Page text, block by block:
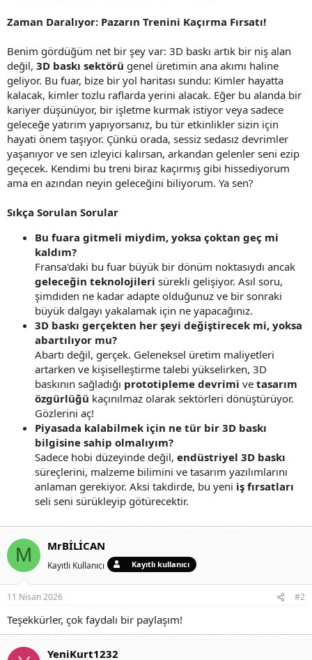
Zaman Daralıyor: Pazarın Trenini Kaçırma Fırsatı!
Benim gördüğüm net bir şey var: 3D baskı artık bir niş alan
değil, 3D baskı sektörü genel üretimin ana akımı haline
geliyor. Bu fuar, bize bir yol haritası sundu: Kimler hayatta
kalacak, kimler tozlu raflarda yerini alacak. Eğer bu alanda bir
kariyer düşünüyor, bir işletme kurmak istiyor veya sadece
geleceğe yatırım yapıyorsanız, bu tür etkinlikler sizin için
hayati önem taşıyor. Çünkü orada, sessiz sedasız devrimler
yaşanıyor ve sen izleyici kalırsan, arkandan gelenler seni ezip
geçecek. Kendimi bu treni biraz kaçırmış gibi hissediyorum
ama en azından neyin geleceğini biliyorum. Ya sen?
Sıkça Sorulan Sorular
Bu fuara gitmeli miydim, yoksa çoktan geç mi
kaldım?
Fransa'daki bu fuar büyük bir dönüm noktasıydı ancak
geleceğin teknolojileri sürekli gelişiyor. Asıl soru,
şimdiden ne kadar adapte olduğunuz ve bir sonraki
büyük dalgayı yakalamak için ne yapacağınız.
3D baskı gerçekten her şeyi değiştirecek mi, yoksa
abartılıyor mu?
Abartı değil, gerçek. Geleneksel üretim maliyetleri
artarken ve kişiselleştirme talebi yükselirken, 3D
baskının sağladığı prototipleme devrimi ve tasarım
özgürlüğü kaçınılmaz olarak sektörleri dönüştürüyor.
Gözlerini aç!
Piyasada kalabilmek için ne tür bir 3D baskı
bilgisine sahip olmalıyım?
Sadece hobi düzeyinde değil, endüstriyel 3D baskı
süreçlerini, malzeme bilimini ve tasarım yazılımlarını
anlaman gerekiyor. Aksi takdirde, bu yeni iş fırsatları
seli seni sürükleyip götürecektir.
M MrBİLİCAN
Kayıtlı Kullanıcı Kayıtlı kullanıcı
11 Nisan 2026 #2
Teşekkürler, çok faydalı bir paylaşım!
YeniKurt1232